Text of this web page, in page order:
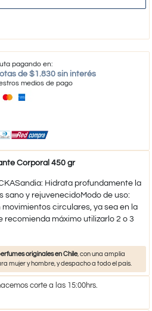
pagando en:
de $1.830 sin interés
medios de pago
Corporal 450 gr
Hidrata profundamente la
sano y rejuvenecidoModo de uso:
circulares, ya sea en la
recomienda máximo utilizarlo 2 o 3
originales en Chile, con una amplia
mujer y hombre, y despacho a todo el país.
corte a las 15:00hrs.